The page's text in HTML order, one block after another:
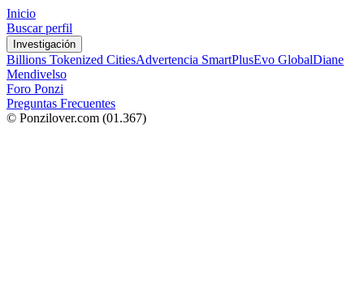
Inicio
Buscar perfil
Investigación
Billions Tokenized CitiesAdvertencia SmartPlusEvo GlobalDiane
Mendivelso
Foro Ponzi
Preguntas Frecuentes
© Ponzilover.com (01.367)